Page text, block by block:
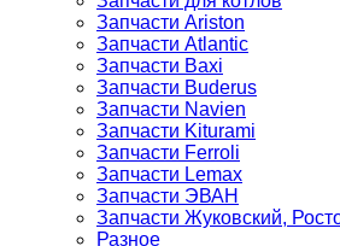
Запчасти Ariston
Запчасти Atlantic
Запчасти Baxi
Запчасти Buderus
Запчасти Navien
Запчасти Kiturami
Запчасти Ferroli
Запчасти Lemax
Запчасти ЭВАН
Запчасти Жуковский,
Разное